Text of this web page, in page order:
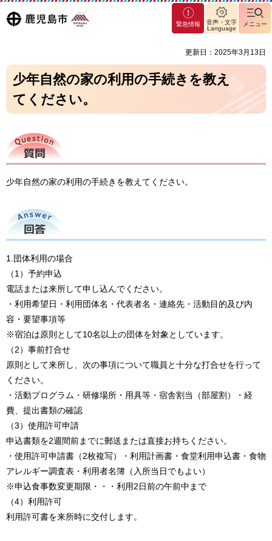
鹿児島
マグ
マシ
島市
緊急情報
音声・文字
Language
メニュー
更新日：2025年3月13日
少年自然の家の利用の手続きを教え
てください。
質問
少年自然の家の利用の手続きを教えてください。
回答
1.団体利用の場合
（1）予約申込
電話または来所して申し込んでください。
・利用希望日・利用団体名・代表者名・連絡先・活動目的及び内
容・要望事項等
※宿泊は原則として10名以上の団体を対象としています。
（2）事前打合せ
原則として来所し、次の事項について職員と十分な打合せを行って
ください。
・活動プログラム・研修場所・用具等・宿舎割当（部屋割）・経
費、提出書類の確認
（3）使用許可申請
申込書類を2週間前までに郵送または直接お持ちください。
・使用許可申請書（2枚複写）・利用計画書・食堂利用申込書・食物
アレルギー調査表・利用者名簿（入所当日でもよい）
※申込食事数変更期限・・・利用2日前の午前中まで
（4）利用許可
利用許可書を来所時に交付します。